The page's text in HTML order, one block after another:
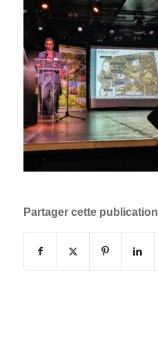
Partager cette publication